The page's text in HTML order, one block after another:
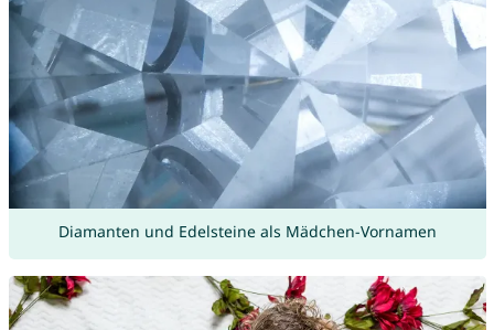
Diamanten und Edelsteine als Mädchen-Vornamen